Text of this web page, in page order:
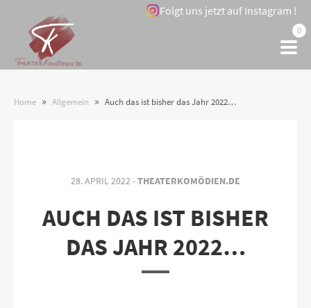
Folgt uns jetzt auf Instagram !
0
Home » Allgemein » Auch das ist bisher das Jahr 2022…
28. APRIL 2022 -THEATERKOMÖDIEN.DE
AUCH DAS IST BISHER
DAS JAHR 2022…